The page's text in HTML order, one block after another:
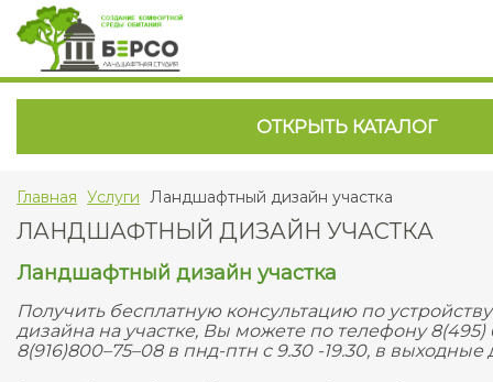
ОТКРЫТЬ КАТАЛОГ
Главная Услуги Ландшафтный дизайн участка
ЛАНДШАФТНЫЙ ДИЗАЙН УЧАСТКА
Ландшафтный дизайн участка
Получить бесплатную консультацию по
дизайна на участке, Вы можете по телефону 8(495)
8(916)800–75–08 в пнд-птн с 9.30 -19.30, в выходные